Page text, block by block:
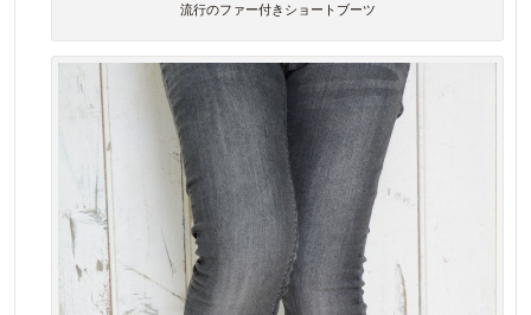
流行のファー付きショートブーツ